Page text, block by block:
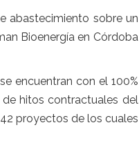
abastecimiento sobre un
Bioenergía en Córdoba
encuentran con el 100%
hitos contractuales del
proyectos de los cuales